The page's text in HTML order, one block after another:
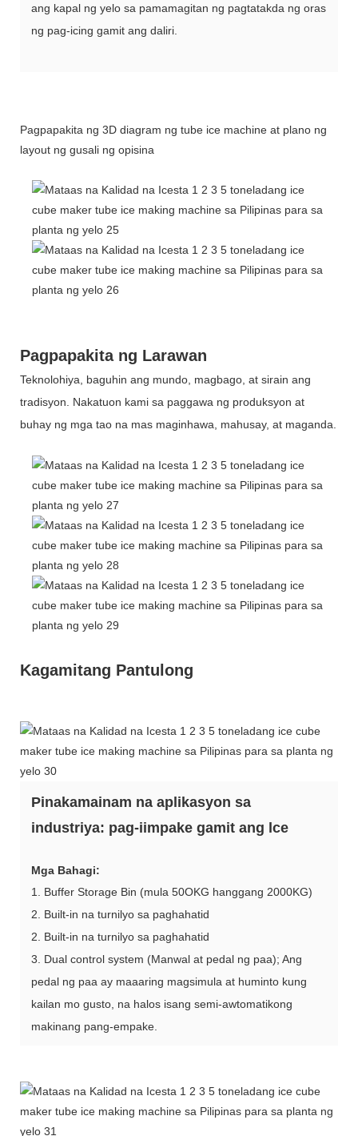
ang kapal ng yelo sa pamamagitan ng pagtatakda ng oras
ng pag-icing gamit ang daliri.
Pagpapakita ng 3D diagram ng tube ice machine at plano ng
layout ng gusali ng opisina
Pagpapakita ng Larawan
Teknolohiya, baguhin ang mundo, magbago, at sirain ang
tradisyon. Nakatuon kami sa paggawa ng produksyon at
buhay ng mga tao na mas maginhawa, mahusay, at maganda.
Kagamitang Pantulong
Pinakamainam na aplikasyon sa
industriya: pag-iimpake gamit ang lce
Mga Bahagi:
1. Buffer Storage Bin (mula 50OKG hanggang 2000KG)
2. Built-in na turnilyo sa paghahatid
2. Built-in na turnilyo sa paghahatid
3. Dual control system (Manwal at pedal ng paa); Ang
pedal ng paa ay maaaring magsimula at huminto kung
kailan mo gusto, na halos isang semi-awtomatikong
makinang pang-empake.